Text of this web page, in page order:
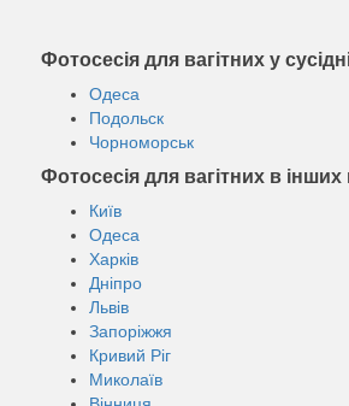
Фотосесія для вагітних у
Одеса
Подольск
Чорноморськ
Фотосесія для вагітних в інших
Київ
Одеса
Харків
Дніпро
Львів
Запоріжжя
Кривий Ріг
Миколаїв